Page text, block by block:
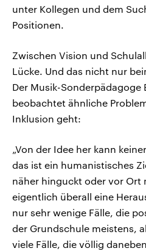
unter Kollegen und dem
Positionen.
Zwischen Vision und
Lücke. Und das nicht nur
Der Musik-Sonderpädagoge
beobachtet ähnliche
Inklusion geht:
„Von der Idee her kann
das ist ein humanistisches
näher hinguckt oder vor Ort
eigentlich überall eine
nur sehr wenige Fälle, die
der Grundschule meistens,
viele Fälle, die völlig